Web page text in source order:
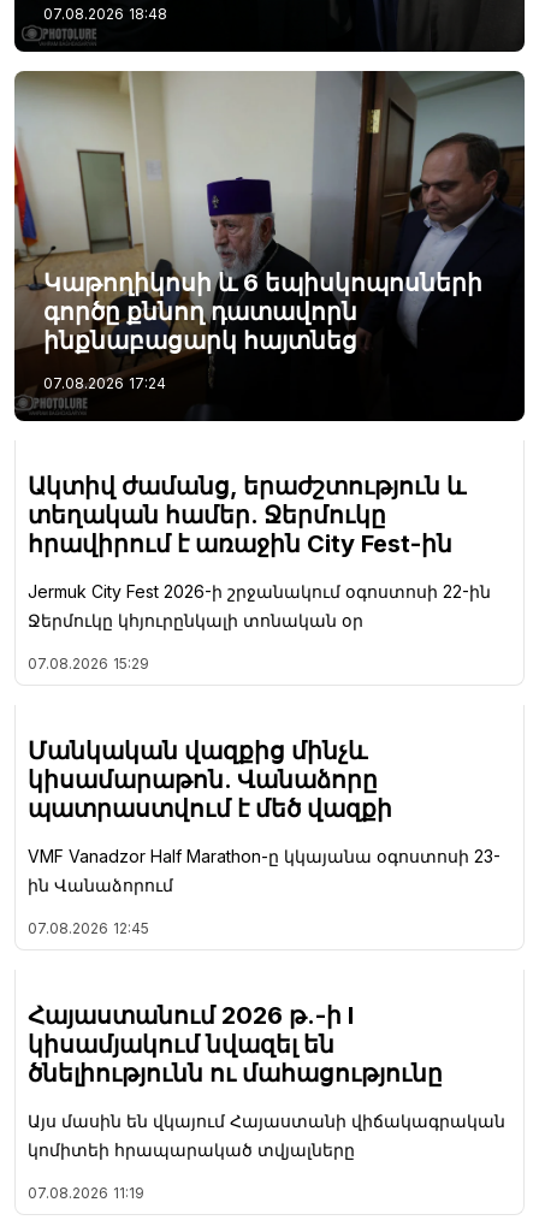
07.08.2026 18:48
Կաթողիկոսի և 6 եպիսկոպոսների
գործը քննող դատավորն
ինքնաբացարկ հայտնեց
07.08.2026 17:24
Ակտիվ ժամանց, երաժշտություն և
տեղական համեր. Ջերմուկը
հրավիրում է առաջին City Fest-ին
Jermuk City Fest 2026-ի շրջանակում օգոստոսի 22-ին
Ջերմուկը կհյուրընկալի տոնական օր
07.08.2026 15:29
Մանկական վազքից մինչև
կիսամարաթոն. Վանաձորը
պատրաստվում է մեծ վազքի
VMF Vanadzor Half Marathon-ը կկայանա օգոստոսի 23-
ին Վանաձորում
07.08.2026 12:45
Հայաստանում 2026 թ.-ի I
կիսամյակում նվազել են
ծնելիությունն ու մահացությունը
Այս մասին են վկայում Հայաստանի վիճակագրական
կոմիտեի հրապարակած տվյալները
07.08.2026 11:19